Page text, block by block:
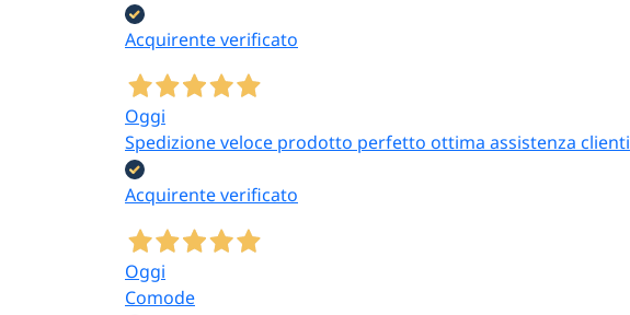
Acquirente verificato
Oggi
Spedizione veloce prodotto perfetto ottima assistenza clienti
Acquirente verificato
Oggi
Comode